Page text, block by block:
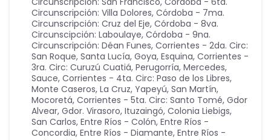
Circunscripción: Villa Dolores, Córdoba - 7ma.
Circunscripción: Cruz del Eje, Córdoba - 8va.
Circunscipción: Laboulaye, Córdoba - 9na.
Circunscripción: Déan Funes, Corrientes - 2da. Circ:
San Roque, Santa Lucía, Goya, Esquina, Corrientes -
3ra. Circ: Curuzú Cuatiá, Perugorría, Mercedes,
Sauce, Corrientes - 4ta. Circ: Paso de los Libres,
Monte Caseros, La Cruz, Yapeyú, San Martín,
Mocoretá, Corrientes - 5ta. Circ: Santo Tomé, Gdor
Alvear, Gdor. Virasoro, Ituzaingó, Colonia Liebigs,
San Carlos, Entre Ríos - Colón, Entre Ríos -
Concordia, Entre Ríos - Diamante, Entre Ríos -